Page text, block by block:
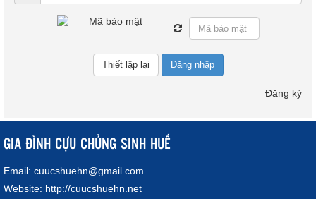
Đăng nhập
Đăng ký
GIA ĐÌNH CỰU CHỦNG SINH HUẾ
Email: cuucshuehn@gmail.com
Website: http://cuucshuehn.net